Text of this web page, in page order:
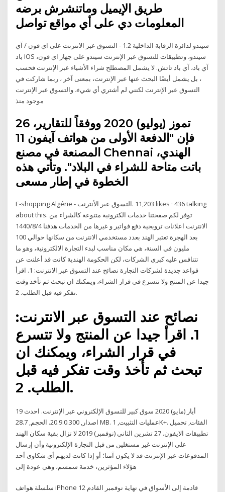
طريق الإيميل وماتنشرش برضه
المعلومات دي على أي مواقع تواصل
سيندو لدائرة الرقابة الداخلية 1.2 - التسوق عبر الانترنت على اي فون / آي
باد IOS سيندو، وتطبيقات للتسوق عبر الإنترنت سيندو على جهاز اي فون،
آي باد، آي باد تاتش. لا يشمل المصطلح شراء الأشياء عبر الإنترنت فحسب
، بل يشمل أيضًا البحث عنها عبر الإنترنت، بمعنى آخر ، ربما شاركت في
التسوق عبر الإنترنت لكنني لم أشتري أي شيء، والتسوق عبر الإنترنت
موجود منذ
26 تموز (يوليو) 2020 ووفقاً للتقارير،
فإن "الدفعة الأولى من هواتف آيفون 11
المصنعة في مصنع Chennai الهندي،
باتت متاحة للشراء في البلاد". وتأتي هذه
‎E-shopping Algérie - التسوق عبر الأنترنت‎. 11,203 likes · 436 talking
about this. ‎توفر لكم صفحتنا خدمات الكترونية متنوعة كالشراء من
الانترنت اعلانات ترويجية دفع فواتير و غيرها من الخدمات هدفنا 4‏‏/8‏‏/1440
بعد الهجرة تعتبر الهند بعدد مستخدمي الانترنت من سكانها حوالي 100
مليون في السنة، هي مكان مناسب لبدء التجارة الالكترونية، وهو ما
تتنافس عليه كبرى الشركات، لكن الحكومة الهندية كانت قد أعلنت عن
قواعد جديدة لشركات التجارة نصائح عند التسوق عبر الانترنت: 1. اقرأ
جيدا عن المنتج ولا تتسرع في قرار الشراء، ويمكنك ان تبحث ثم تأخذ وقت
تفكر فيه قبل الطلب. 2.
نصائح عند التسوق عبر الانترنت:
1. اقرأ جيدا عن المنتج ولا تتسرع
في قرار الشراء، ويمكنك ان
تبحث ثم تأخذ وقت تفكر فيه قبل
الطلب. 2.
19 أيار (مايو) 2020 سوق كبير للتسوق الإلكتروني عبر الإنترنت. احدث
اصدار, 20.9.0.300. الحجم, 28.7 MB. عمليات التثبيت, 1K+. الفئات, تحميل
تطبيقات الايفون. 27 تشرين الثاني (نوفمبر) 2019 لا تزال بقية سكان الهند
على الإنترنت غير مستغلين من قبل التجارة الإلكترونية وأن إرسال
المدفوعات عبر الإنترنت قد لا يكون آمنا؛ أو إذا كانت لديهم أي شكاوى أحد
هؤلاء المؤثرين، خدمة سمسم، وهي عودة إلى
سلسلة هواتف iPhone 12 قادمة إلى الأسواق في نهاية نوفمبر القادم